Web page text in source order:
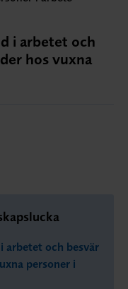
i arbetet och
hos vuxna
E-post
arbetet och besvär
personer i